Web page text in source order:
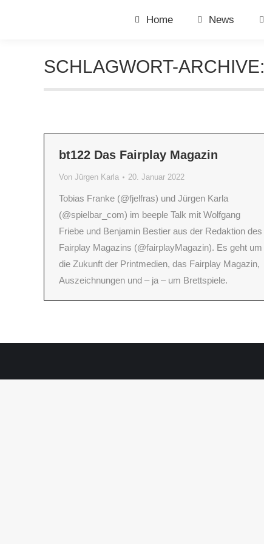
Home News
SCHLAGWORT-ARCHIVE:
bt122 Das Fairplay Magazin
Von Jürgen Karla 20. Januar 2022
Tobias Franke (@fjelfras) und Jürgen Karla
(@spielbar_com) im beeple Talk mit Wolfgang
Friebe und Benjamin Bestier aus der Redaktion des
Fairplay Magazins (@fairplayMagazin). Es geht um
die Zukunft der Printmedien, das Fairplay Magazin,
Auszeichnungen und – ja – um Brettspiele.